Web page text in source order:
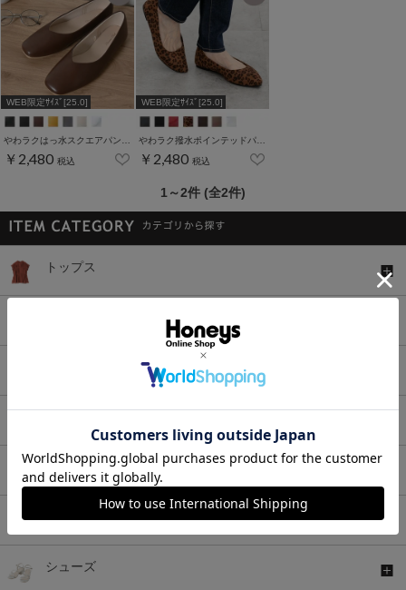
WEB限定ｻｲｽﾞ[25.0]
￥2,480 税込
WEB限定ｻｲｽﾞ[25.0]
￥2,480 税込
1～2件 (全2件)
トップス
アウター
シューズ